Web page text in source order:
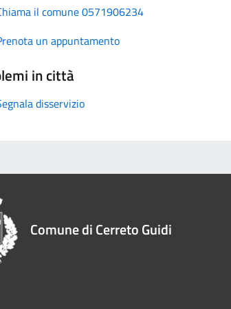
il comune 0571906234
un appuntamento
in città
disservizio
Comune di Cerreto Guidi